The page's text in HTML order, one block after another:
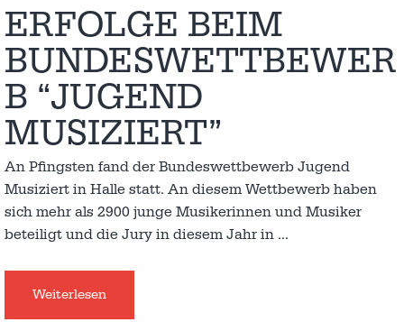
ERFOLGE BEIM
BUNDESWETTBEWER
B “JUGEND
MUSIZIERT”
An Pfingsten fand der Bundeswettbewerb Jugend
Musiziert in Halle statt. An diesem Wettbewerb haben
sich mehr als 2900 junge Musikerinnen und Musiker
beteiligt und die Jury in diesem Jahr in …
Weiterlesen